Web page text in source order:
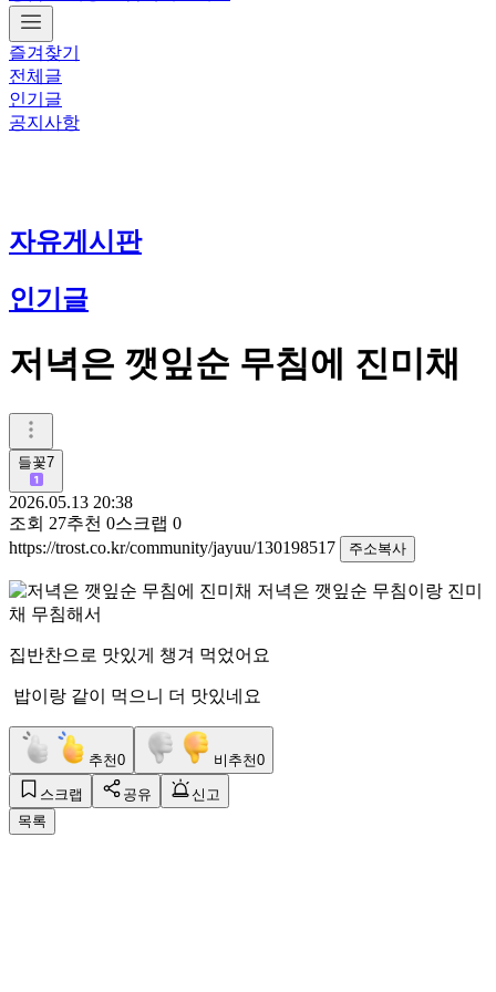
즐겨찾기
전체글
인기글
공지사항
자유게시판
인기글
저녁은 깻잎순 무침에 진미채
들꽃7
2026.05.13 20:38
조회 27추천 0스크랩 0
https://trost.co.kr/community/jayuu/130198517
주소복사
저녁은 깻잎순 무침이랑 진미
채 무침해서
집반찬으로 맛있게 챙겨 먹었어요
밥이랑 같이 먹으니 더 맛있네요
추천0 비추천0
스크랩 공유
신고
목록